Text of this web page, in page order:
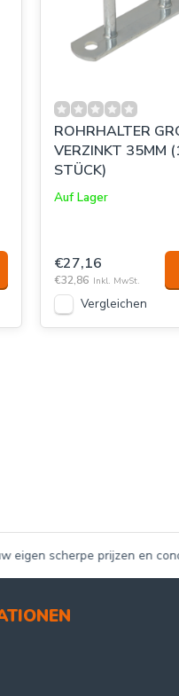
ROHRHALTER
VERZINKT 35MM (100
STÜCK)
Auf Lager
€27,16
€32,86 Inkl. MwSt.
Vergleichen
scherpe prijzen en